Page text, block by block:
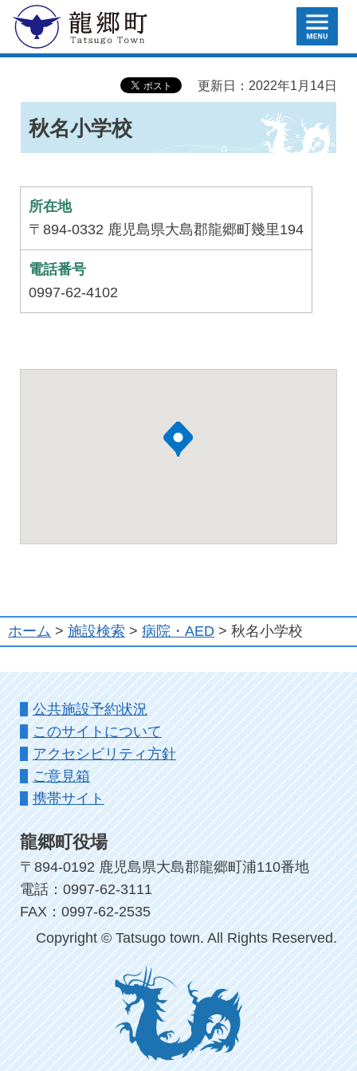
龍郷町 MENU
更新日：2022年1月14日
秋名小学校
所在地
〒894-0332 鹿児島県大島郡龍郷町幾里194
電話番号
0997-62-4102
ホーム > 施設検索 > 病院・AED > 秋名小学校
公共施設予約状況
このサイトについて
アクセシビリティ方針
ご意見箱
携帯サイト
龍郷町役場
〒894-0192 鹿児島県大島郡龍郷町浦110番地
電話：0997-62-3111
FAX：0997-62-2535
Copyright © Tatsugo town. All Rights Reserved.